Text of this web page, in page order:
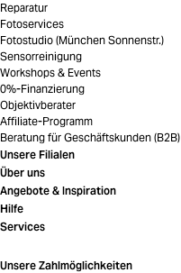
Reparatur
Fotoservices
Fotostudio (München Sonnenstr.)
Sensorreinigung
Workshops & Events
0%-Finanzierung
Objektivberater
Affiliate-Programm
Beratung für Geschäftskunden (B2B)
Unsere Filialen
Über uns
Angebote & Inspiration
Hilfe
Services
Unsere Zahlmöglichkeiten